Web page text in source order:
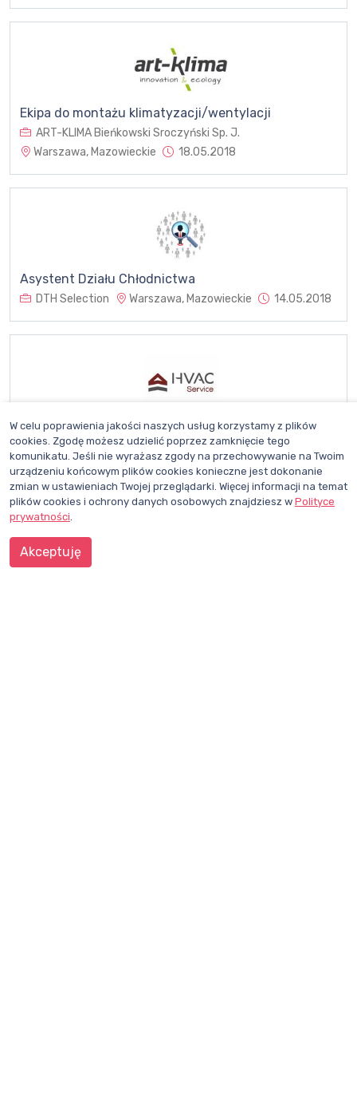
Ekipa do montażu klimatyzacji/wentylacji
ART-KLIMA Bieńkowski Sroczyński Sp. J.
Warszawa, Mazowieckie
18.05.2018
Asystent Działu Chłodnictwa
DTH Selection Warszawa, Mazowieckie 14.05.2018
Monter wentylacji - Warszawa
HVAC service Warszawa, Mazowieckie 11.05.2018
1 ... 3 4 5 6 7 8 9
W celu poprawienia jakości naszych usług korzystamy z plików
cookies. Zgodę możesz udzielić poprzez zamknięcie tego
komunikatu. Jeśli nie wyrażasz zgody na przechowywanie na Twoim
urządzeniu końcowym plików cookies konieczne jest dokonanie
zmian w ustawieniach Twojej przeglądarki. Więcej informacji na temat
plików cookies i ochrony danych osobowych znajdziesz w Polityce
prywatności.
Akceptuję